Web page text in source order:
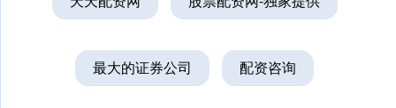
最大的证券公司 配资咨询